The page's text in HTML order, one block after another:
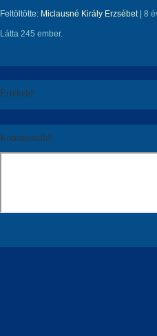
Feltöltötte: Miclausné Király Erzsébet| 8
Látta 245 ember.
Értékeld!
Kommentáld!